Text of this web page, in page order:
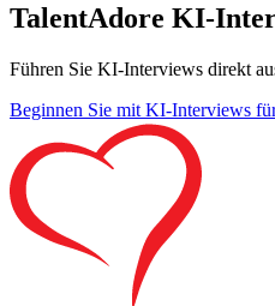
TalentAdore KI-
Führen Sie KI-Interviews direkt
Beginnen Sie mit KI-Interviews